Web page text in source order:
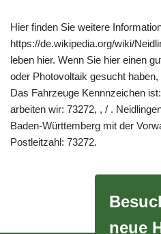
Hier finden Sie weitere
https://de.wikipedia.org/wiki/
leben hier. Wenn Sie hier einen
oder Photovoltaik gesucht
Das Fahrzeuge Kennnzeichen
arbeiten wir: 73272, , / .
Baden-Württemberg mit der
Postleitzahl: 73272.
neue